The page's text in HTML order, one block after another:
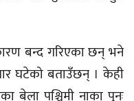
बन्द गरिएका छन् भने
घटेको बताउँछन् । केही
बेला पश्चिमी नाका पुनः